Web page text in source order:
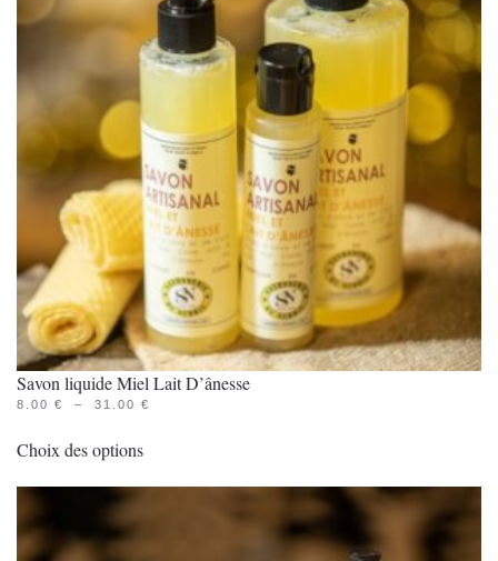
Savon liquide Miel Lait D’ânesse
8.00 € – 31.00 €
Choix des optionsproduit
a